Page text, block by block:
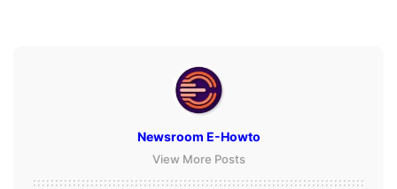
Newsroom E-Howto
View More Posts